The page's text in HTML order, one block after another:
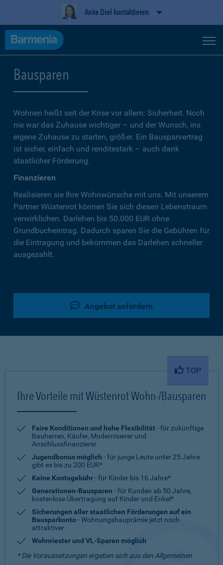
Anke Diel kontaktieren
Bausparen
Wohnen heißt seit der Krise vor allem: Sicherheit. Noch
nie war das Zuhause wichtiger – und der Wunsch, ins
eigene Zuhause zu starten, größer. Ein Bausparvertrag
ist sicher, einfach und renditestark – auch dank
staatlicher Förderung.
Finanzieren
Realisieren sie Ihre Wohnwünsche mit uns. Mit unserem
Partner Wüstenrot können Sie sich diesen Lebenstraum
verwirklichen. Darlehen bis 50.000 EUR ohne
Grundbucheintrag. Dadurch sparen Sie die Gebühren für
die Eintragung und bekommen das Darlehen schneller
ausgezahlt.
Angebot anfordern
TOP
Ihre Vorteile mit Wüstenrot Wohn-/Bausparen
Faire Konditionen und hohe Flexibilität- für zukünftige
Bauherren, Käufer, Modernisierer und
Anschlussfinanzierer
Jugendbonus möglich - für junge Leute unter 25 Jahre
gibt es bis zu 200 EUR*
Keine Kontogebühr- für Kinder bis 16 Jahre*
Generationen-Bausparen - für Kunden ab 50 Jahre,
kostenlose Übertragung auf Kinder und Enkel*
Sicherungen aller staatlichen Förderungen auf ein
Bausparkonto- Wohnungsbauprämie jetzt noch
attraktiver
Wohnriester und VL-Sparen möglich
* Die Voraussetzungen ergeben sich aus den Allgemeinen